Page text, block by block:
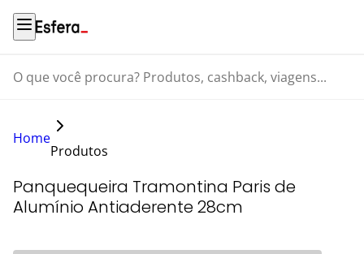
O que você procura? Produtos, cashback, viagens...
Home
Produtos
Panquequeira Tramontina Paris de
Alumínio Antiaderente 28cm